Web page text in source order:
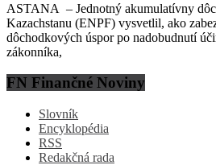
ASTANA – Jednotný akumulatívny
Kazachstanu (ENPF) vysvetlil, ako
dôchodkových úspor po nadobudnutí
zákonníka,
FN Finančné Noviny
Slovník
Encyklopédia
RSS
Redakčná rada